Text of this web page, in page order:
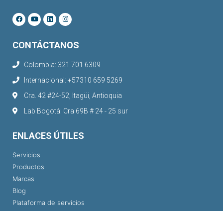
CONTÁCTANOS
Colombia: 321 701 6309
Internacional: +57310 659 5269
Cra. 42 #24-52, Itagüi, Antioquia
Lab Bogotá: Cra 69B # 24 - 25 sur
ENLACES ÚTILES
Servicios
Productos
Marcas
Blog
Plataforma de servicios